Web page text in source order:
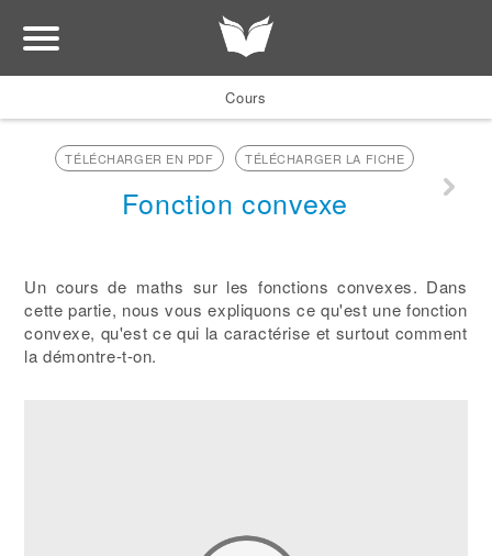
Cours
TÉLÉCHARGER EN PDF TÉLÉCHARGER LA FICHE
Fonction convexe
Un cours de maths sur les fonctions convexes. Dans
cette partie, nous vous expliquons ce qu'est une fonction
convexe, qu'est ce qui la caractérise et surtout comment
la démontre-t-on.